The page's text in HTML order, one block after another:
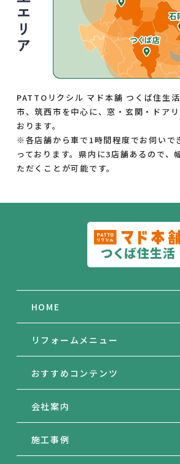
PATTOリクシル マド本舗 つくば住生
市、筑西市を中心に、窓・玄関・ドア
おります。
※各店舗から車で1時間程度でお伺いで
っております。県内に3店舗あるので、
ただくことが可能です。
HOME
リフォームメニュー
おすすめコンテンツ
会社案内
施工事例